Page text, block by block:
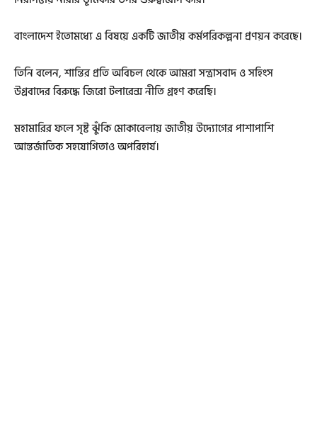
বাংলাদেশ ইতোমধ্যে এ বিষয়ে একটি জাতীয় কর্মপরিকল্পনা প্রণয়ন করেছে।
তিনি বলেন, শান্তির প্রতি অবিচল থেকে আমরা সন্ত্রাসবাদ ও সহিংস
উগ্রবাদের বিরুদ্ধে জিরো টলারেন্স নীতি গ্রহণ করেছি।
মহামারির ফলে সৃষ্ট ঝুঁকি মোকাবেলায় জাতীয় উদ্যোগের পাশাপাশি
আন্তর্জাতিক সহযোগিতাও অপরিহার্য।